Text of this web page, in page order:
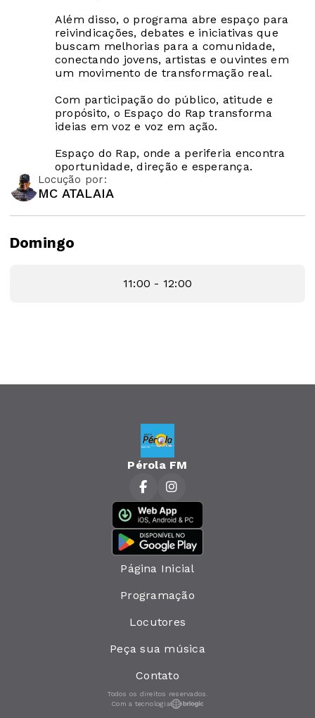
Além disso, o programa abre espaço para
reivindicações, debates e iniciativas que
buscam melhorias para a comunidade,
conectando jovens, artistas e ouvintes em
um movimento de transformação real.
Com participação do público, atitude e
propósito, o Espaço do Rap transforma
ideias em voz e voz em ação.
Espaço do Rap, onde a periferia encontra
oportunidade, direção e esperança.
Locução por:
MC ATALAIA
Domingo
11:00 - 12:00
Pérola FM
Página Inicial
Programação
Locutores
Peça sua música
Contato
Todos os direitos reservados.
Com a tecnologia